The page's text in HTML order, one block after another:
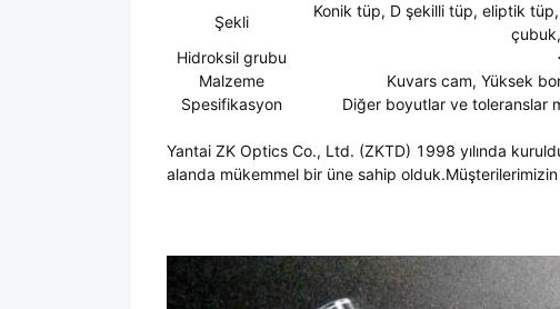
Şekli
Konik tüp, D şekilli tüp, eliptik
Hidroksil grubu
Malzeme
Kuvars cam, Yüksek
Spesifikasyon
Diğer boyutlar ve toleranslar
Yantai ZK Optics Co., Ltd. (ZKTD) 1998 yılında
alanda mükemmel bir üne sahip